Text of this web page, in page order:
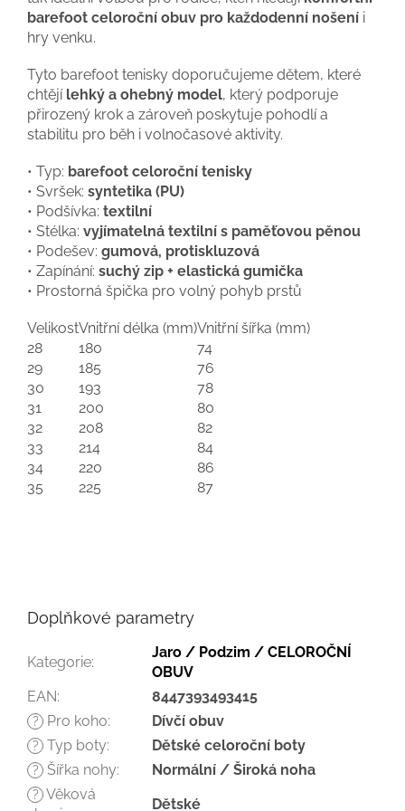
barefoot celoroční obuv pro každodenní nošení i
hry venku.
Tyto barefoot tenisky doporučujeme dětem, které
chtějí lehký a ohebný model, který podporuje
přirozený krok a zároveň poskytuje pohodlí a
stabilitu pro běh i volnočasové aktivity.
• Typ: barefoot celoroční tenisky
• Svršek: syntetika (PU)
• Podšívka: textilní
• Stélka: vyjímatelná textilní s paměťovou pěnou
• Podešev: gumová, protiskluzová
• Zapínání: suchý zip + elastická gumička
• Prostorná špička pro volný pohyb prstů
VelikostVnitřní délka (mm)Vnitřní šířka (mm)
28
180
74
29
185
76
30
193
78
31
200
80
32
208
82
33
214
84
34
220
86
35
225 87
Doplňkové parametry
Kategorie:
Jaro / Podzim / CELOROČNÍ
OBUV
EAN: 8447393493415
? Pro koho: Dívčí obuv
? Typ boty: Dětské celoroční boty
? Šířka nohy: Normální / Široká noha
? Věková
Dětské